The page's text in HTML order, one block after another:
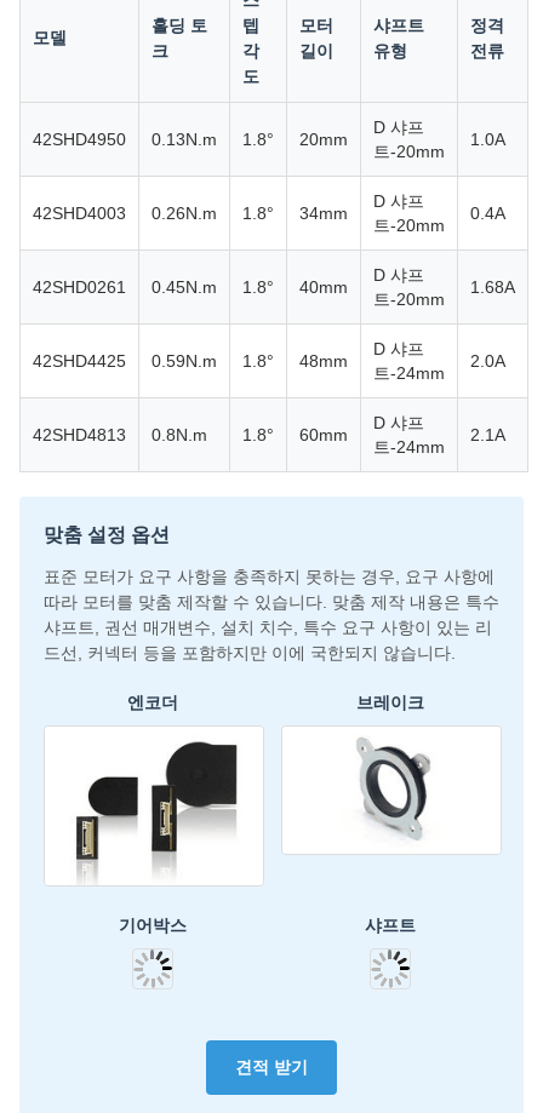
모델
홀딩 토
크
텝
각
도
모터
길이
샤프트
유형
정격
전류
42SHD4950 0.13N.m 1.8° 20mm
D 샤프
트-20mm
1.0A
42SHD4003 0.26N.m 1.8° 34mm
D 샤프
트-20mm
0.4A
42SHD0261 0.45N.m 1.8° 40mm
D 샤프
트-20mm
1.68A
42SHD4425 0.59N.m 1.8° 48mm
D 샤프
트-24mm
2.0A
42SHD4813 0.8N.m 1.8° 60mm
D 샤프
트-24mm
2.1A
맞춤 설정 옵션
표준 모터가 요구 사항을 충족하지 못하는 경우, 요구 사항에
따라 모터를 맞춤 제작할 수 있습니다. 맞춤 제작 내용은 특수
샤프트, 권선 매개변수, 설치 치수, 특수 요구 사항이 있는 리
드선, 커넥터 등을 포함하지만 이에 국한되지 않습니다.
엔코더 브레이크
기어박스 샤프트
견적 받기